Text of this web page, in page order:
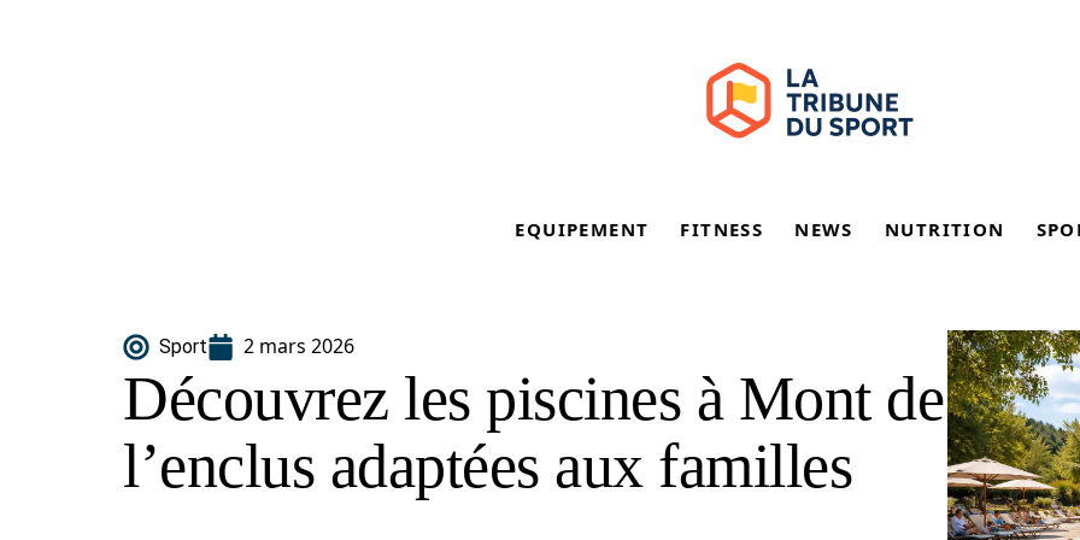
EQUIPEMENT FITNESS NEWS NUTRITION
Sport 2 mars 2026
Découvrez les piscines à Mont de
l’enclus adaptées aux familles